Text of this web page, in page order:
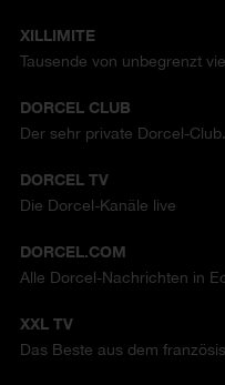
XILLIMITE
Tausende von unbegrenzt
DORCEL CLUB
Der sehr private Dorcel-
DORCEL TV
Die Dorcel-Kanäle live
DORCEL.COM
Alle Dorcel-Nachrichten in
XXL TV
Das Beste aus dem